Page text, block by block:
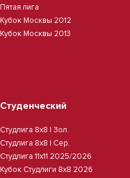
Пятая лига
Кубок Москвы 2012
Кубок Москвы 2013
Студенческий
Студлига 8х8 | Зол.
Студлига 8х8 | Сер.
Студлига 11х11 2025/2026
Кубок Студлиги 8х8 2026